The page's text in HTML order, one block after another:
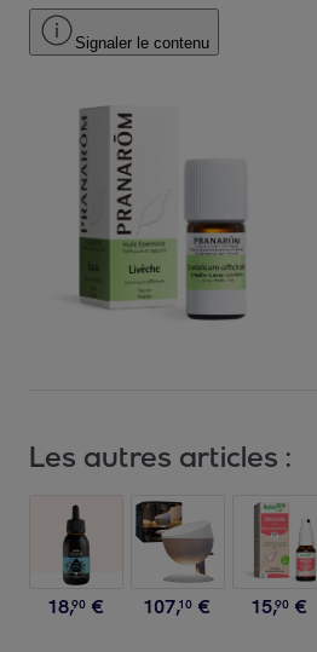
Signaler le contenu
Les autres articles :
18,90 € 107,10 € 15,90 €